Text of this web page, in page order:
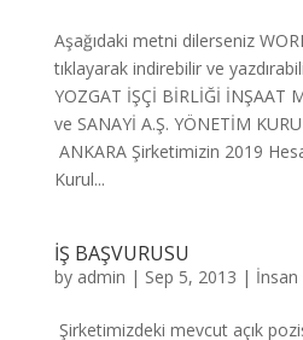
Aşağıdaki metni dilerseniz
tıklayarak indirebilir ve
YOZGAT İŞÇİ BİRLİĞİ İNŞAAT
ve SANAYİ A.Ş. YÖNETİM
ANKARA Şirketimizin 2019
Kurul...
İŞ BAŞVURUSU
by admin | Sep 5, 2013 | İnsan
Şirketimizdeki mevcut açık